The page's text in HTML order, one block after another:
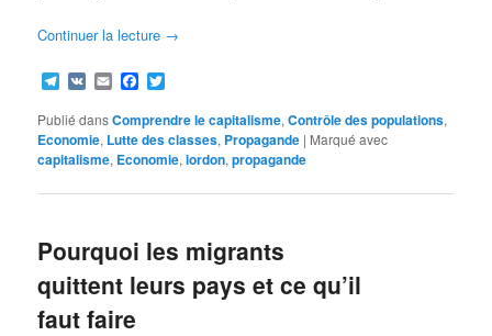
Continuer la lecture →
Telegram
VK EmailFacebook
Publié dansComprendre le capitalisme,Contrôle des populations,
Economie, Lutte des classes, Propagande | Marqué avec
capitalisme, Economie,lordon,propagande
Pourquoi les migrants
quittent leurs pays et ce qu’il
faut faire